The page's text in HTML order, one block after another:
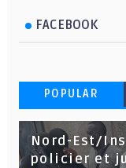
FACEBOOK
POPULAR
Nord-Est/
policier et